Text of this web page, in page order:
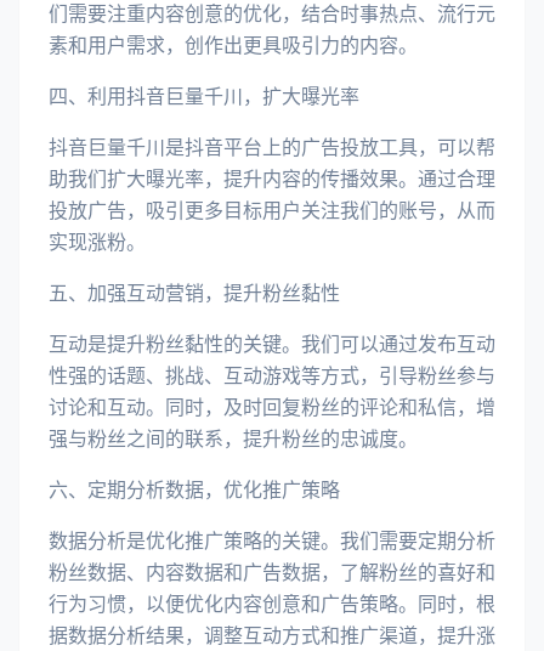
们需要注重内容创意的优化，结合时事热点、流行元
素和用户需求，创作出更具吸引力的内容。
四、利用抖音巨量千川，扩大曝光率
抖音巨量千川是抖音平台上的广告投放工具，可以帮
助我们扩大曝光率，提升内容的传播效果。通过合理
投放广告，吸引更多目标用户关注我们的账号，从而
实现涨粉。
五、加强互动营销，提升粉丝黏性
互动是提升粉丝黏性的关键。我们可以通过发布互动
性强的话题、挑战、互动游戏等方式，引导粉丝参与
讨论和互动。同时，及时回复粉丝的评论和私信，增
强与粉丝之间的联系，提升粉丝的忠诚度。
六、定期分析数据，优化推广策略
数据分析是优化推广策略的关键。我们需要定期分析
粉丝数据、内容数据和广告数据，了解粉丝的喜好和
行为习惯，以便优化内容创意和广告策略。同时，根
据数据分析结果，调整互动方式和推广渠道，提升涨